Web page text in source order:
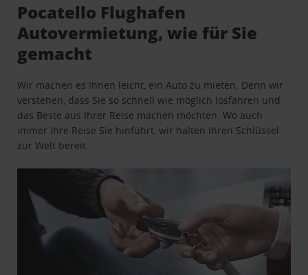
Pocatello Flughafen
Autovermietung, wie für Sie
gemacht
Wir machen es Ihnen leicht, ein Auto zu mieten. Denn wir
verstehen, dass Sie so schnell wie möglich losfahren und
das Beste aus Ihrer Reise machen möchten. Wo auch
immer Ihre Reise Sie hinführt, wir halten Ihren Schlüssel
zur Welt bereit.